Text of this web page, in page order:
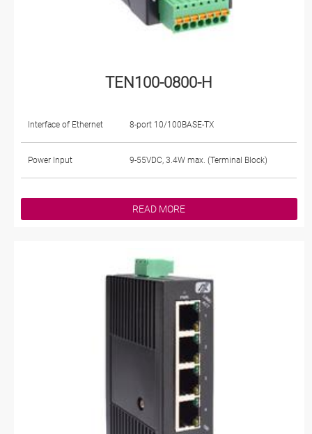
TEN100-0800-H
Interface of Ethernet 8-port 10/100BASE-TX
Power Input 9-55VDC, 3.4W max. (Terminal Block)
READ MORE